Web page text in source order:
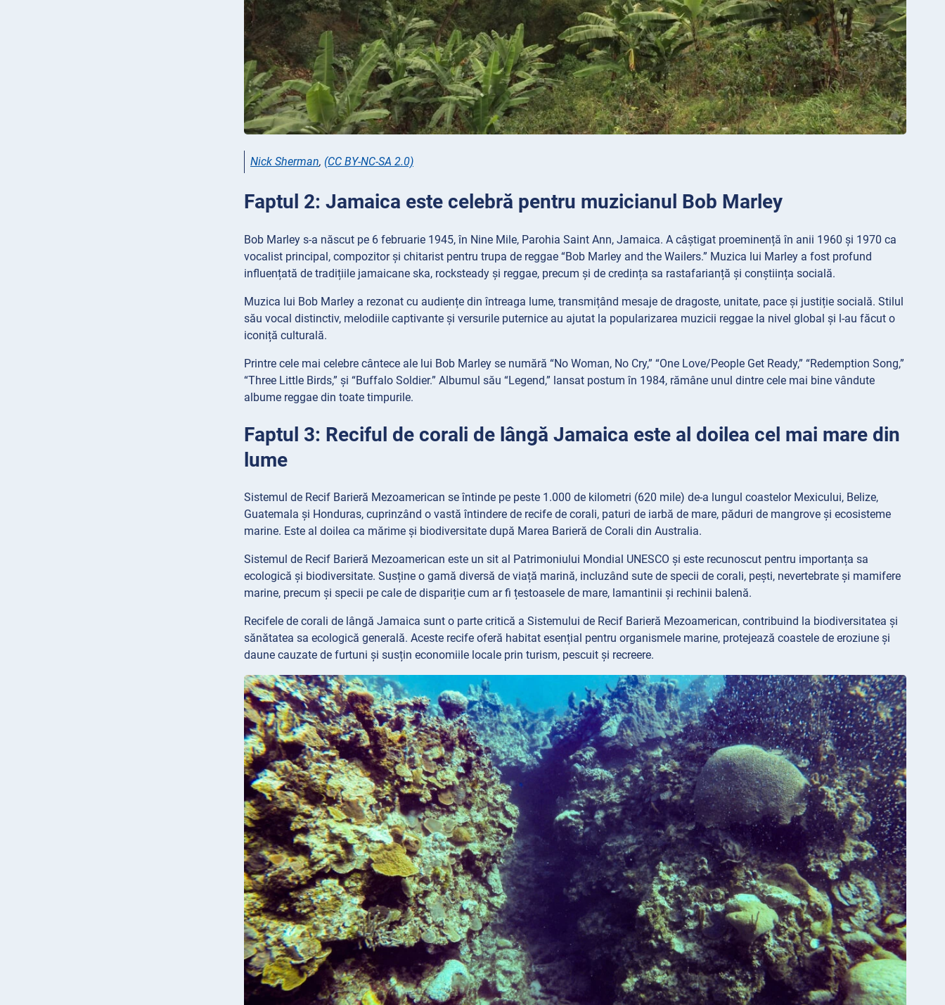
Nick Sherman, (CC BY-NC-SA 2.0)
Faptul 2: Jamaica este celebră pentru muzicianul Bob Marley
Bob Marley s-a născut pe 6 februarie 1945, în Nine Mile, Parohia Saint Ann, Jamaica. A câștigat proeminență în anii 1960 și 1970 ca
vocalist principal, compozitor și chitarist pentru trupa de reggae “Bob Marley and the Wailers.” Muzica lui Marley a fost profund
influențată de tradițiile jamaicane ska, rocksteady și reggae, precum și de credința sa rastafarianță și conștiința socială.
Muzica lui Bob Marley a rezonat cu audiențe din întreaga lume, transmițând mesaje de dragoste, unitate, pace și justiție socială. Stilul
său vocal distinctiv, melodiile captivante și versurile puternice au ajutat la popularizarea muzicii reggae la nivel global și l-au făcut o
iconiță culturală.
Printre cele mai celebre cântece ale lui Bob Marley se numără “No Woman, No Cry,” “One Love/People Get Ready,” “Redemption Song,”
“Three Little Birds,” și “Buffalo Soldier.” Albumul său “Legend,” lansat postum în 1984, rămâne unul dintre cele mai bine vândute
albume reggae din toate timpurile.
Faptul 3: Reciful de corali de lângă Jamaica este al doilea cel mai mare din
lume
Sistemul de Recif Barieră Mezoamerican se întinde pe peste 1.000 de kilometri (620 mile) de-a lungul coastelor Mexicului, Belize,
Guatemala și Honduras, cuprinzând o vastă întindere de recife de corali, paturi de iarbă de mare, păduri de mangrove și ecosisteme
marine. Este al doilea ca mărime și biodiversitate după Marea Barieră de Corali din Australia.
Sistemul de Recif Barieră Mezoamerican este un sit al Patrimoniului Mondial UNESCO și este recunoscut pentru importanța sa
ecologică și biodiversitate. Susține o gamă diversă de viață marină, incluzând sute de specii de corali, pești, nevertebrate și mamifere
marine, precum și specii pe cale de dispariție cum ar fi țestoasele de mare, lamantinii și rechinii balenă.
Recifele de corali de lângă Jamaica sunt o parte critică a Sistemului de Recif Barieră Mezoamerican, contribuind la biodiversitatea și
sănătatea sa ecologică generală. Aceste recife oferă habitat esențial pentru organismele marine, protejează coastele de eroziune și
daune cauzate de furtuni și susțin economiile locale prin turism, pescuit și recreere.